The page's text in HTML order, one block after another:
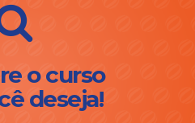
o curso
deseja!